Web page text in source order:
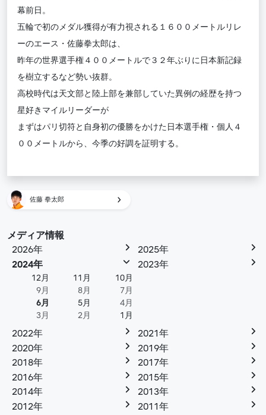
幕前日。
五輪で初のメダル獲得が有力視される１６００メートルリレ
ーのエース・佐藤拳太郎は、
昨年の世界選手権４００メートルで３２年ぶりに日本新記録
を樹立するなど勢い抜群。
高校時代は天文部と陸上部を兼部していた異例の経歴を持つ
星好きマイルリーダーが
まずはパリ切符と自身初の優勝をかけた日本選手権・個人４
００メートルから、今季の好調を証明する。
佐藤 拳太郎
メディア情報
2026年
2025年
2024年
12月 11月
10月
9月
8月
7月
6月
5月
4月
3月
2月 1月
2023年
2022年
2021年
2020年
2019年
2018年
2017年
2016年
2015年
2014年
2013年
2012年
2011年